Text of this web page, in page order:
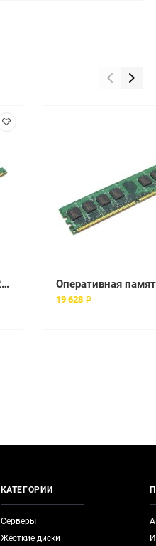
Оперативная память IBM 2GB PC3-10600 DDR3-1333 2Rx8 ECC Registered RDIMM [44T1481]
19 628 ₽
КАТЕГОРИИ
Серверы
Жёсткие диски